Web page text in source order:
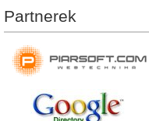
Partnerek